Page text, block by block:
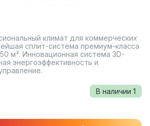
климат для коммерческих
сплит-система премиум-класса
м². Инновационная система 3D-
энергоэффективность и
В наличии 1